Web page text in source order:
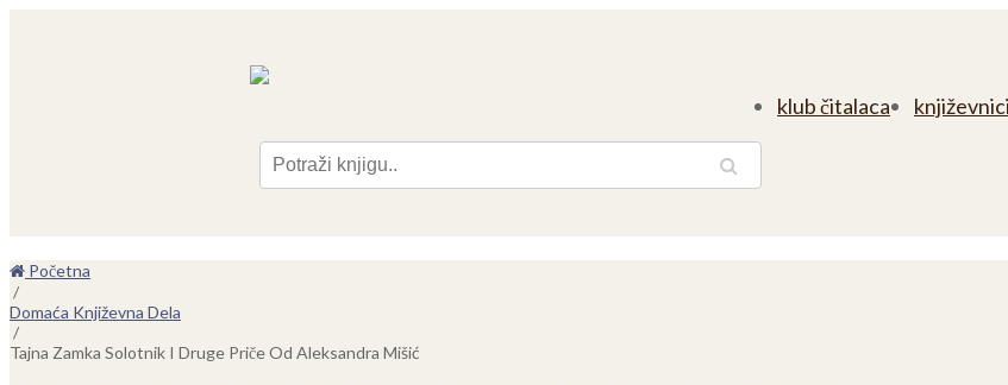
klub čitalaca književnici
Početna
/
Domaća Književna Dela
/
Tajna Zamka Solotnik I Druge Priče Od Aleksandra Mišić